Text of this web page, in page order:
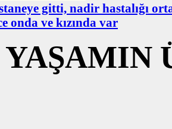
gitti, nadir hastalığı
onda ve kızında var
YAŞAMIN